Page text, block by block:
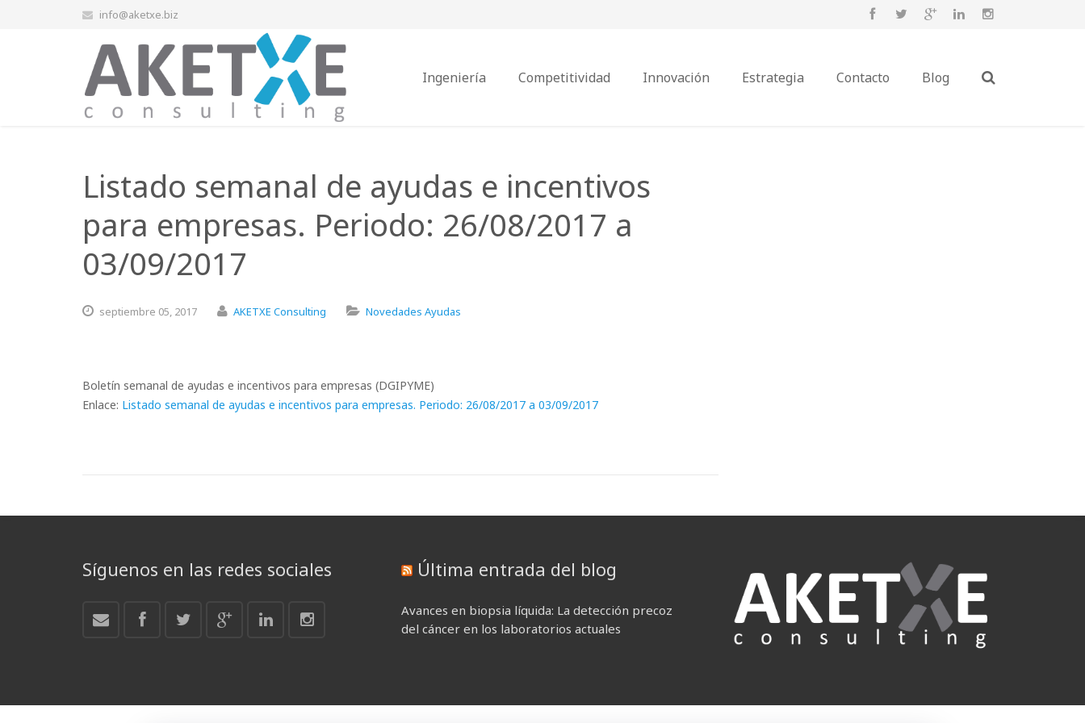
info@aketxe.biz
Ingeniería Competitividad Innovación Estrategia Contacto Blog
Listado semanal de ayudas e incentivos
para empresas. Periodo: 26/08/2017 a
03/09/2017
septiembre 05, 2017 AKETXE Consulting Novedades Ayudas
Boletín semanal de ayudas e incentivos para empresas (DGIPYME)
Enlace: Listado semanal de ayudas e incentivos para empresas. Periodo: 26/08/2017 a 03/09/2017
Síguenos en las redes sociales Última entrada del blog
Avances en biopsia líquida: La detección precoz
del cáncer en los laboratorios actuales